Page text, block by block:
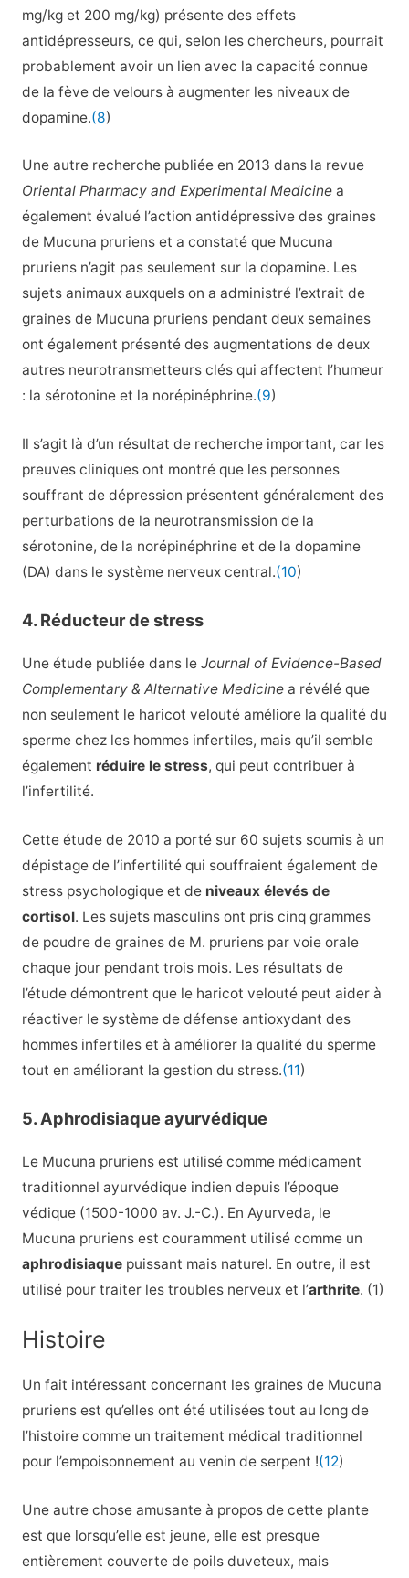
mg/kg et 200 mg/kg) présente des effets
antidépresseurs, ce qui, selon les chercheurs, pourrait
probablement avoir un lien avec la capacité connue
de la fève de velours à augmenter les niveaux de
dopamine.(8)
Une autre recherche publiée en 2013 dans la revue
Oriental Pharmacy and Experimental Medicine a
également évalué l’action antidépressive des graines
de Mucuna pruriens et a constaté que Mucuna
pruriens n’agit pas seulement sur la dopamine. Les
sujets animaux auxquels on a administré l’extrait de
graines de Mucuna pruriens pendant deux semaines
ont également présenté des augmentations de deux
autres neurotransmetteurs clés qui affectent l’humeur
: la sérotonine et la norépinéphrine.(9)
Il s’agit là d’un résultat de recherche important, car les
preuves cliniques ont montré que les personnes
souffrant de dépression présentent généralement des
perturbations de la neurotransmission de la
sérotonine, de la norépinéphrine et de la dopamine
(DA) dans le système nerveux central.(10)
4. Réducteur de stress
Une étude publiée dans le Journal of Evidence-Based
Complementary & Alternative Medicinea révélé que
non seulement le haricot velouté améliore la qualité du
sperme chez les hommes infertiles, mais qu’il semble
également réduire le stress, qui peut contribuer à
l’infertilité.
Cette étude de 2010 a porté sur 60 sujets soumis à un
dépistage de l’infertilité qui souffraient également de
stress psychologique et de niveaux élevés de
cortisol. Les sujets masculins ont pris cinq grammes
de poudre de graines de M. pruriens par voie orale
chaque jour pendant trois mois. Les résultats de
l’étude démontrent que le haricot velouté peut aider à
réactiver le système de défense antioxydant des
hommes infertiles et à améliorer la qualité du sperme
tout en améliorant la gestion du stress.(11)
5. Aphrodisiaque ayurvédique
Le Mucuna pruriens est utilisé comme médicament
traditionnel ayurvédique indien depuis l’époque
védique (1500-1000 av. J.-C.). En Ayurveda, le
Mucuna pruriens est couramment utilisé comme un
aphrodisiaquepuissant mais naturel. En outre, il est
utilisé pour traiter les troubles nerveux et l’arthrite. (1)
Histoire
Un fait intéressant concernant les graines de Mucuna
pruriens est qu’elles ont été utilisées tout au long de
l’histoire comme un traitement médical traditionnel
pour l’empoisonnement au venin de serpent !(12)
Une autre chose amusante à propos de cette plante
est que lorsqu’elle est jeune, elle est presque
entièrement couverte de poils duveteux, mais